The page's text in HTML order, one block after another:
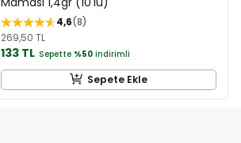
4,6 8
269,50 TL
133 TL Sepette %50 indirimli
Sepete Ekle